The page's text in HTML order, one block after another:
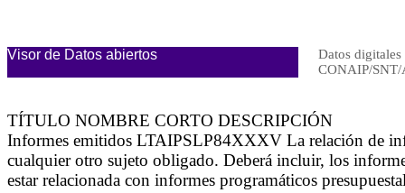
Visor de Datos abiertos
Datos
CONAIP/
TÍTULO NOMBRE CORTO DESCRIPCIÓN
Informes emitidos LTAIPSLP84XXXV La relación de
cualquier otro sujeto obligado. Deberá incluir, los
estar relacionada con informes programáticos